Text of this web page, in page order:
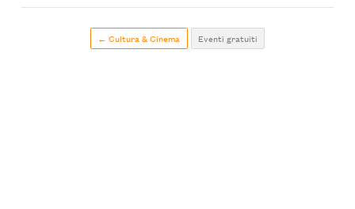
← Cultura & Cinema Eventi gratuiti